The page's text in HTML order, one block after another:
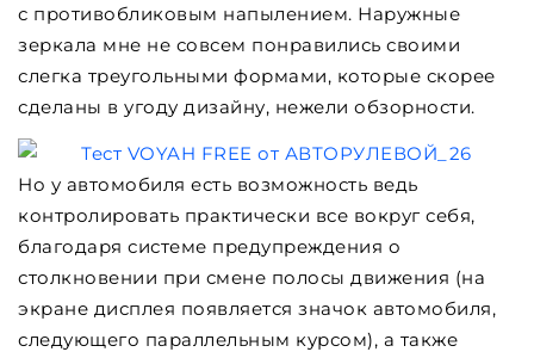
с противобликовым напылением. Наружные
зеркала мне не совсем понравились своими
слегка треугольными формами, которые скорее
сделаны в угоду дизайну, нежели обзорности.
Но у автомобиля есть возможность ведь
контролировать практически все вокруг себя,
благодаря системе предупреждения о
столкновении при смене полосы движения (на
экране дисплея появляется значок автомобиля,
следующего параллельным курсом), а также